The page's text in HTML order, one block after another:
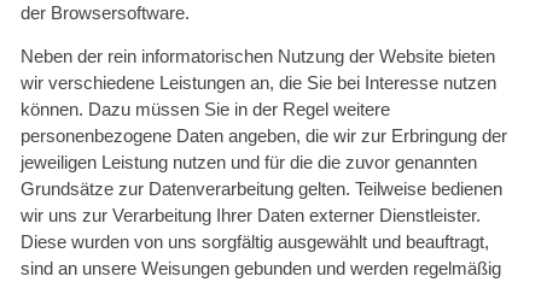
der Browsersoftware.
Neben der rein informatorischen Nutzung der Website bieten
wir verschiedene Leistungen an, die Sie bei Interesse nutzen
können. Dazu müssen Sie in der Regel weitere
personenbezogene Daten angeben, die wir zur Erbringung der
jeweiligen Leistung nutzen und für die die zuvor genannten
Grundsätze zur Datenverarbeitung gelten. Teilweise bedienen
wir uns zur Verarbeitung Ihrer Daten externer Dienstleister.
Diese wurden von uns sorgfältig ausgewählt und beauftragt,
sind an unsere Weisungen gebunden und werden regelmäßig